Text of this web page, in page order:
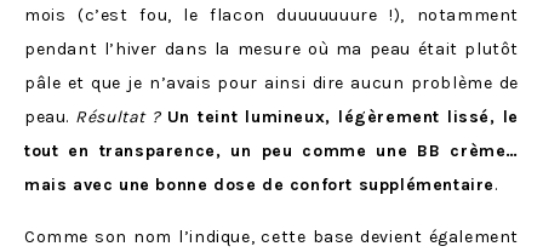
mois (c’est fou, le flacon duuuuuuure !), notamment
pendant l’hiver dans la mesure où ma peau était plutôt
pâle et que je n’avais pour ainsi dire aucun problème de
peau. Résultat ? Un teint lumineux, légèrement lissé, le
tout en transparence, un peu comme une BB crème…
mais avec une bonne dose de confort supplémentaire.
Comme son nom l’indique, cette base devient également